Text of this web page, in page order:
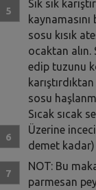
Sık sık
sosu kısık
ocaktan
edip tuzunu
sosu
Sıcak sıcak
Üzerine
demet kadar)
NOT: Bu
parmesan